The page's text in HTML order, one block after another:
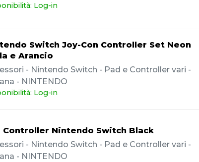
Log-in
Switch Joy-Con Controller Set Neon
e Arancio
- Nintendo Switch - Pad e Controller vari -
- NINTENDO
Log-in
Controller Nintendo Switch Black
- Nintendo Switch - Pad e Controller vari -
- NINTENDO